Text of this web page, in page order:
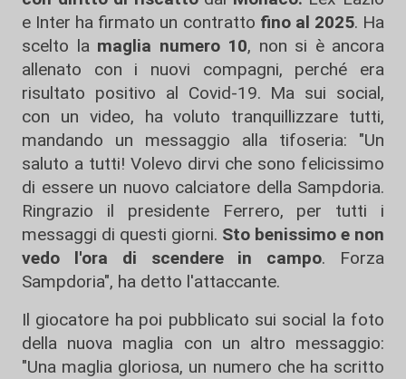
e Inter ha firmato un contratto fino al 2025. Ha
scelto la maglia numero 10, non si è ancora
allenato con i nuovi compagni, perché era
risultato positivo al Covid-19. Ma sui social,
con un video, ha voluto tranquillizzare tutti,
mandando un messaggio alla tifoseria: "Un
saluto a tutti! Volevo dirvi che sono felicissimo
di essere un nuovo calciatore della Sampdoria.
Ringrazio il presidente Ferrero, per tutti i
messaggi di questi giorni. Sto benissimo e non
vedo l'ora di scendere in campo. Forza
Sampdoria", ha detto l'attaccante.
Il giocatore ha poi pubblicato sui social la foto
della nuova maglia con un altro messaggio:
"Una maglia gloriosa, un numero che ha scritto